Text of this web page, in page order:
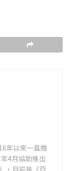
年以來一直擔
4月協助推出
，目前是《亞